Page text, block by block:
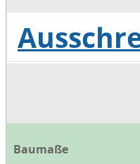
Download
Baumaße